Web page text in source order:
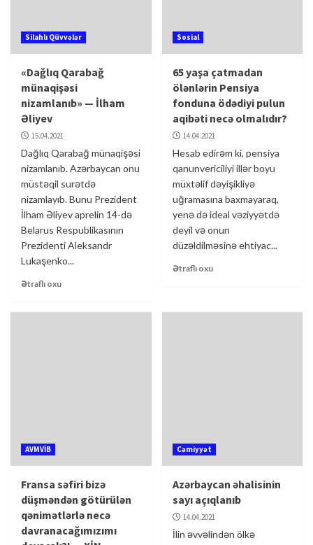
Silahlı Qüvvələr
«Dağlıq Qarabağ
münaqişəsi
nizamlanıb» — İlham
Əliyev
15.04.2021
Dağlıq Qarabağ münaqişəsi
nizamlanıb. Azərbaycan onu
müstəqil surətdə
nizamlayıb. Bunu Prezident
İlham Əliyev aprelin 14-də
Belarus Respublikasının
Prezidenti Aleksandr
Lukaşenko...
Ətraflı oxu
Sosial
65 yaşa çatmadan
ölənlərin Pensiya
fonduna ödədiyi pulun
aqibəti necə olmalıdır?
14.04.2021
Hesab edirəm ki, pensiya
qanunvericiliyi illər boyu
müxtəlif dəyişikliyə
uğramasına baxmayaraq,
yenə də ideal vəziyyətdə
deyil və onun
düzəldilməsinə ehtiyac...
Ətraflı oxu
AVMVİB
Fransa səfiri bizə
düşməndən götürülən
qənimətlərlə necə
davranacağımızımı
Cəmiyyət
Azərbaycan əhalisinin
sayı açıqlanıb
14.04.2021
İlin əvvəlindən ölkə